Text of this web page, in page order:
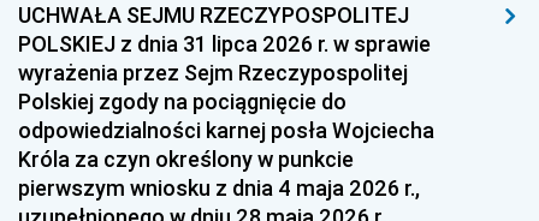
1996 1995 1994
1993 1992 1991
1990 1989
1987 1986 1985
1984 1983 1982
UCHWAŁA SEJMU RZECZYPOSPOLITEJ
POLSKIEJ z dnia 31 lipca 2026 r. w sprawie
wyrażenia przez Sejm Rzeczypospolitej
Polskiej zgody na pociągnięcie do
odpowiedzialności karnej posła Wojciecha
Króla za czyn określony w punkcie
pierwszym wniosku z dnia 4 maja 2026 r.,